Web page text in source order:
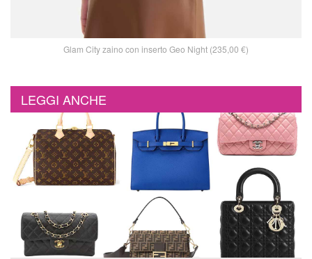
Glam City zaino con inserto Geo Night (235,00 €)
LEGGI ANCHE